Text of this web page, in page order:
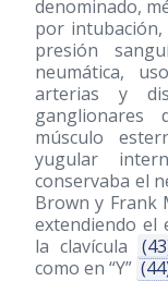
denominado,
por
presión
neumática,
arterias y
ganglionares
músculo
yugular
conservaba el
Brown y Frank
extendiendo el
la clavícula
como en “Y”